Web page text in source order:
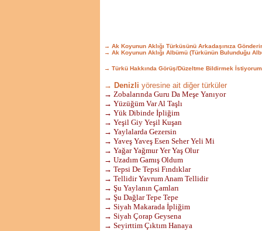
→ Ak Koyunun Aklığı Türküsünü Arkadaşınıza
→ Ak Koyunun Aklığı Albümü (Türkünün Bulunduğu
→ Türkü Hakkında Görüş/Düzeltme Bildirmek İstiyorum
→ Denizli yöresine ait diğer türküler
→ Zobalarında Guru Da Meşe Yanıyor
→ Yüzüğüm Var Al Taşlı
→ Yük Dibinde İpliğim
→ Yeşil Giy Yeşil Kuşan
→ Yaylalarda Gezersin
→ Yaveş Yaveş Esen Seher Yeli Mi
→ Yağar Yağmur Yer Yaş Olur
→ Uzadım Gamış Oldum
→ Tepsi De Tepsi Fındıklar
→ Tellidir Yavrum Anam Tellidir
→ Şu Yaylanın Çamları
→ Şu Dağlar Tepe Tepe
→ Siyah Makarada İpliğim
→ Siyah Çorap Geysena
→ Seyirttim Çıktım Hanaya